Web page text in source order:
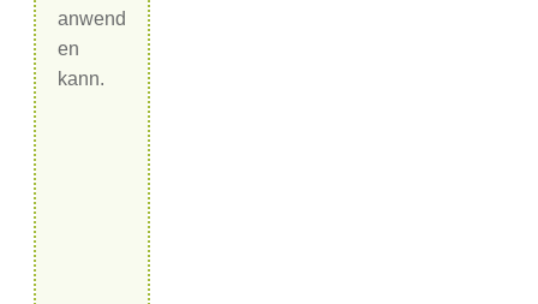
anwend
en
kann.